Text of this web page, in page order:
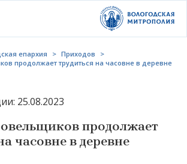
епархия > Приходов
>
продолжает трудиться на часовне в деревне
25.08.2023
продолжает
часовне в деревне